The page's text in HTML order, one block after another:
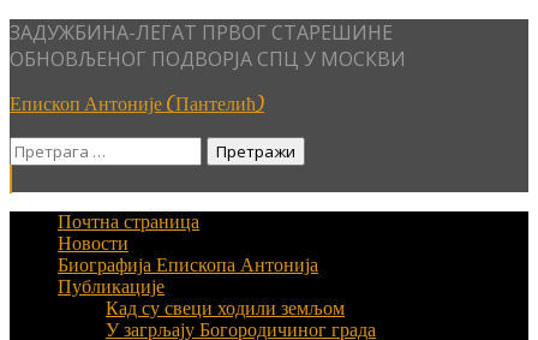
Skip
to
ЗАДУЖБИНА-ЛЕГАТ ПРВОГ СТАРЕШИНЕ
ОБНОВЉЕНОГ ПОДВОРЈА СПЦ У МОСКВИ
Епископ Антоније (Пантелић)
Претрага
Почтна страница
Новости
Биографија Епископа Антонија
Публикације
Кад су свеци ходили земљом
У загрљају Богородичиног града